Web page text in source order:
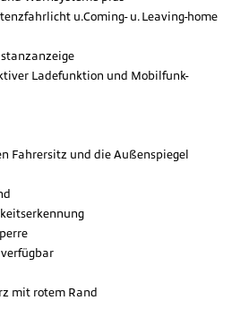
u.Coming- u. Leaving-home
Ladefunktion und Mobilfunk-
Fahrersitz und die Außenspiegel
mit rotem Rand